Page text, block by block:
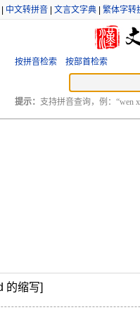
中文转拼音 文言文字典 繁体字转
按拼音检索 按部首检索
提示： 支持拼音查询，例：“wen
的缩写]